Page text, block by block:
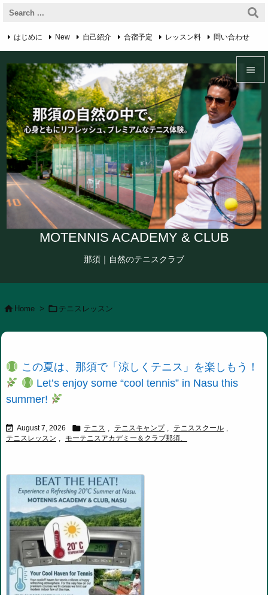
MOTENNIS ACADEMY & CLUB
那須｜自然のテニスクラブ



Sidebar

Prev

Next

Search
はじめに New 自己紹介 合宿予定 レッスン料 問い合わせ
アクセス・マップ プライバシーポリシー English Page RSS
Feedly
 Home >  テニスレッスン
この夏は、那須で「涼しくテニス」を楽しもう！
Let’s enjoy some “cool tennis” in Nasu this
summer!
 August 7, 2026  テニス , テニスキャンプ , テニススクール ,
テニスレッスン , モーテニスアカデミー＆クラブ那須、